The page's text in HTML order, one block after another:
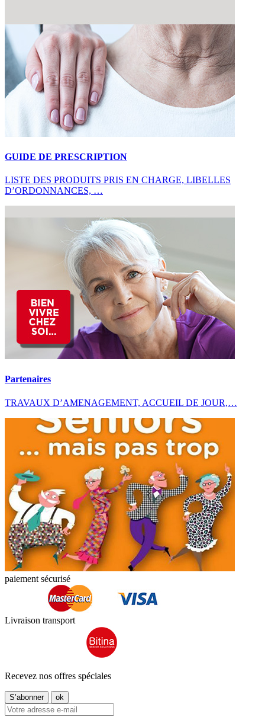
GUIDE DE PRESCRIPTION
LISTE DES PRODUITS PRIS EN CHARGE, LIBELLES
D’ORDONNANCES, …
Partenaires
TRAVAUX D’AMENAGEMENT, ACCUEIL DE JOUR,…
paiement sécurisé
Livraison transport
Recevez nos offres spéciales